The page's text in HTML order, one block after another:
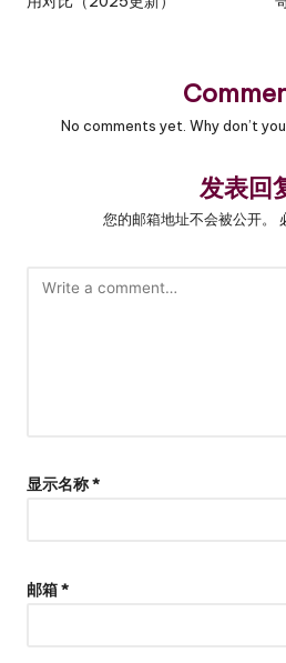
navigation
No comments yet. Why don’t
发表回
您的邮箱地址不会被公开。
显示名称*
邮箱*